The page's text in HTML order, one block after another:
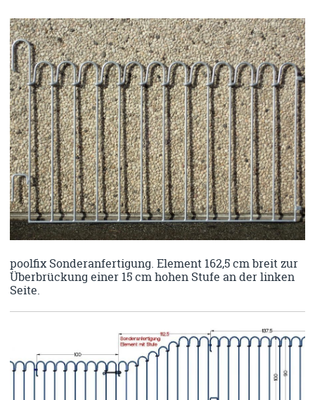
poolfix Sonderanfertigung. Element 162,5 cm breit zur
Überbrückung einer 15 cm hohen Stufe an der linken
Seite.